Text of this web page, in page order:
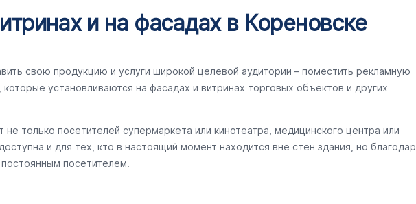
и на фасадах в Кореновске
свою продукцию и услуги широкой целевой аудитории – поместить рекламную
установливаются на фасадах и витринах торговых объектов и других
не только посетителей супермаркета или кинотеатра, медицинского центра или
и для тех, кто в настоящий момент находится вне стен здания, но
посетителем.